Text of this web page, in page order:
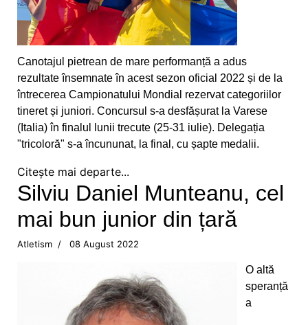
Cupa României la canotaj
Pregătiri cu folos pentru Campionatul Mondial
din Franța
Obiectiv de medalii la ultimul concurs pe
ergometru
CS Ceahlăul este cu toate pânzele sus
Campionatul de Karate Traditional Fudokan
Cooptați la loturile naționale de juniori
Medalii pentru CS Ceahlăul la Campionatele
Mondiale de telegrafie viteză
Canotajul pietrean de mare performanță a adus
rezultate însemnate în acest sezon oficial 2022 și de la
întrecerea Campionatului Mondial rezervat categoriilor
tineret și juniori. Concursul s-a desfășurat la Varese
(Italia) în finalul lunii trecute (25-31 iulie). Delegația
"tricoloră" s-a încununat, la final, cu șapte medalii.
Citește mai departe...
Silviu Daniel Munteanu, cel
mai bun junior din țară
Atletism 08 August 2022
O altă
speranță
a